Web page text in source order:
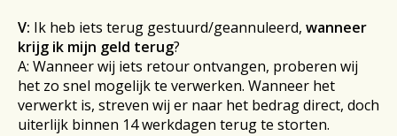
V: Ik heb iets terug gestuurd/geannuleerd, wanneer
krijg ik mijn geld terug?
A: Wanneer wij iets retour ontvangen, proberen wij
het zo snel mogelijk te verwerken. Wanneer het
verwerkt is, streven wij er naar het bedrag direct, doch
uiterlijk binnen 14 werkdagen terug te storten.